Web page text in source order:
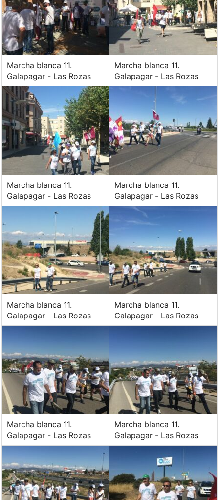
Marcha blanca 11.
Galapagar - Las Rozas
Marcha blanca 11.
Galapagar - Las Rozas
Marcha blanca 11.
Galapagar - Las Rozas
Marcha blanca 11.
Galapagar - Las Rozas
Marcha blanca 11.
Galapagar - Las Rozas
Marcha blanca 11.
Galapagar - Las Rozas
Marcha blanca 11.
Galapagar - Las Rozas
Marcha blanca 11.
Galapagar - Las Rozas